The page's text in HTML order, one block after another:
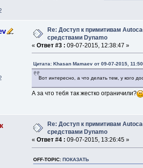
Re: Доступ к примитивам
средствами Dynamo
« Ответ #3 : 09-07-2015, 12:38:47 »
Цитата: Khasan Mamaev от 09-07-2015,
Вот интересно, а что делать тем, у кого
А за что тебя так жестко ограничили?
Re: Доступ к примитивам
средствами Dynamo
« Ответ #4 : 09-07-2015, 13:26:45 »
OFF-TOPIC: ПОКАЗАТЬ